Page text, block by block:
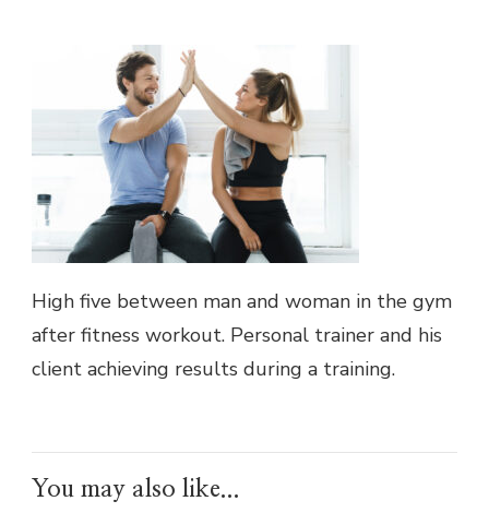
High five between man and woman in the gym
after fitness workout. Personal trainer and his
client achieving results during a training.
You may also like...